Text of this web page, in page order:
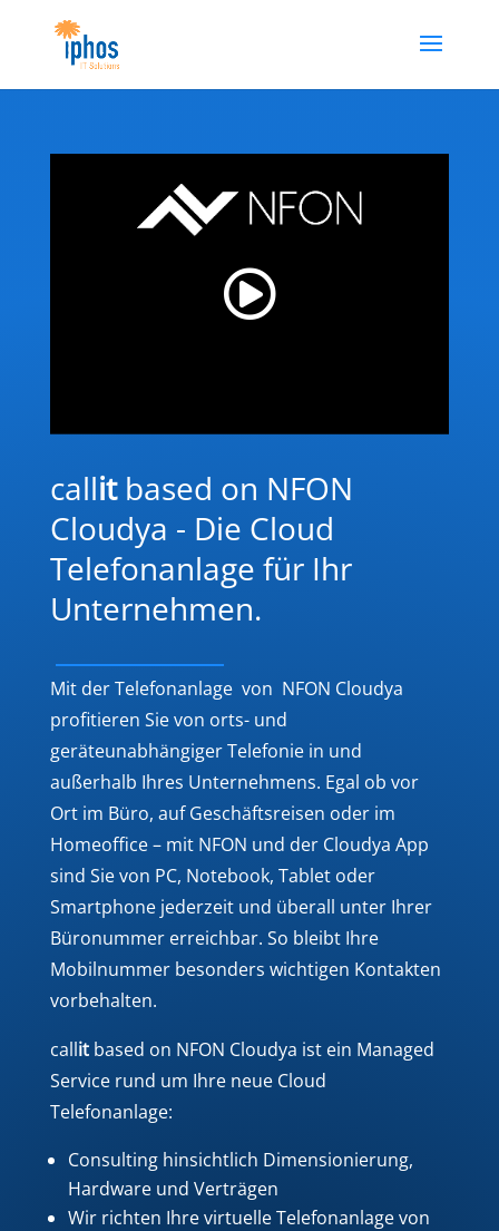
callitbased on NFON
Cloudya - Die Cloud
Telefonanlage für Ihr
Unternehmen.
Mit der Telefonanlage von NFON Cloudya
profitieren Sie von orts- und
geräteunabhängiger Telefonie in und
außerhalb Ihres Unternehmens. Egal ob vor
Ort im Büro, auf Geschäftsreisen oder im
Homeoffice – mit NFON und der Cloudya App
sind Sie von PC, Notebook, Tablet oder
Smartphone jederzeit und überall unter Ihrer
Büronummer erreichbar. So bleibt Ihre
Mobilnummer besonders wichtigen Kontakten
vorbehalten.
callitbased on NFON Cloudya ist ein Managed
Service rund um Ihre neue Cloud
Telefonanlage:
Consulting hinsichtlich Dimensionierung,
Hardware und Verträgen
Wir richten Ihre virtuelle Telefonanlage von